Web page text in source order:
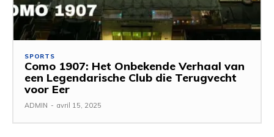
SPORTS
Como 1907: Het Onbekende Verhaal van
een Legendarische Club die Terugvecht
voor Eer
ADMIN - avril 15, 2025